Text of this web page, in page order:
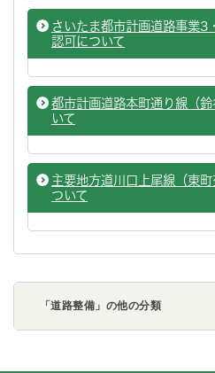
さいたま都市計画道路事業
認可について
都市計画道路本町通り線（
いて
主要地方道川口上尾線（東
ついて
「道路整備」の他の分類